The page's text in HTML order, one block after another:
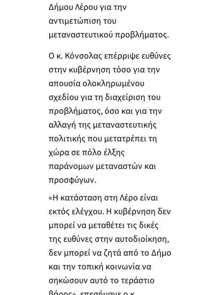
Δήμου Λέρου για την
αντιμετώπιση του
μεταναστευτικού προβλήματος.
Ο κ. Κόνσολας επέρριψε ευθύνες
στην κυβέρνηση τόσο για την
απουσία ολοκληρωμένου
σχεδίου για τη διαχείριση του
προβλήματος, όσο και για την
αλλαγή της μεταναστευτικής
πολιτικής που μετατρέπει τη
χώρα σε πόλο έλξης
παράνομων μεταναστών και
προσφύγων.
«Η κατάσταση στη Λέρο είναι
εκτός ελέγχου. Η κυβέρνηση δεν
μπορεί να μεταθέτει τις δικές
της ευθύνες στην αυτοδιοίκηση,
δεν μπορεί να ζητά από το Δήμο
και την τοπική κοινωνία να
σηκώσουν αυτό το τεράστιο